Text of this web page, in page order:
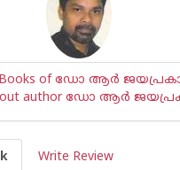
Books of ഡോ ആര്‍
author ഡോ ആര്‍
Write Review